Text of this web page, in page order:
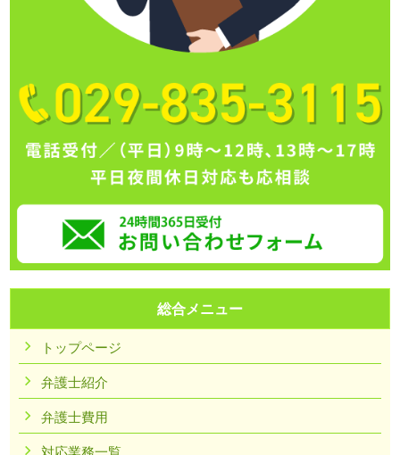
総合メニュー
トップページ
弁護士紹介
弁護士費用
対応業務一覧